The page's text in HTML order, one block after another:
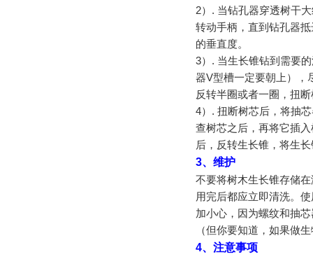
2）. 当钻孔器穿透树干
转动手柄，直到钻孔器
的垂直度。
3）. 当生长锥钻到需要
器V型槽一定要朝上），
反转半圈或者一圈，扭
4）. 扭断树芯后，将抽
查树芯之后，再将它插
后，反转生长锥，将生
3、维护
不要将树木生长锥存储
用完后都应立即清洗。
加小心，因为螺纹和抽
（但你要知道，如果做
4、注意事项